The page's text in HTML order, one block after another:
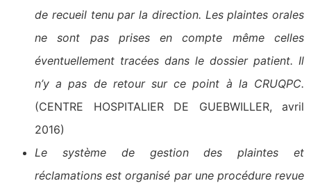
de recueil tenu par la direction. Les plaintes orales
ne sont pas prises en compte même celles
éventuellement tracées dans le dossier patient. Il
n’y a pas de retour sur ce point à la CRUQPC.
(CENTRE HOSPITALIER DE GUEBWILLER, avril
2016)
Le système de gestion des plaintes et
réclamations est organisé par une procédure revue